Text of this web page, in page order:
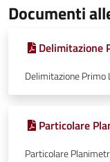
Documenti
Delimitazione
Delimitazione Primo
Particolare
Particolare